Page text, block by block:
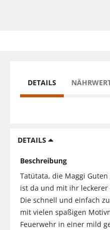
DETAILS
DETAILS
Beschreibung
Tatütata, die Maggi
ist da und mit ihr leckerer
Die schnell und einfach
mit vielen spaßigen
Feuerwehr in einer mild